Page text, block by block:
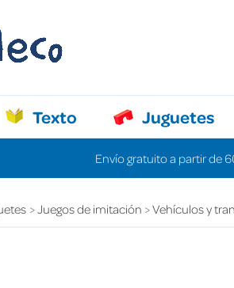
Texto Juguetes
Envío gratuito a partir de
Juegos de imitación Vehículos y